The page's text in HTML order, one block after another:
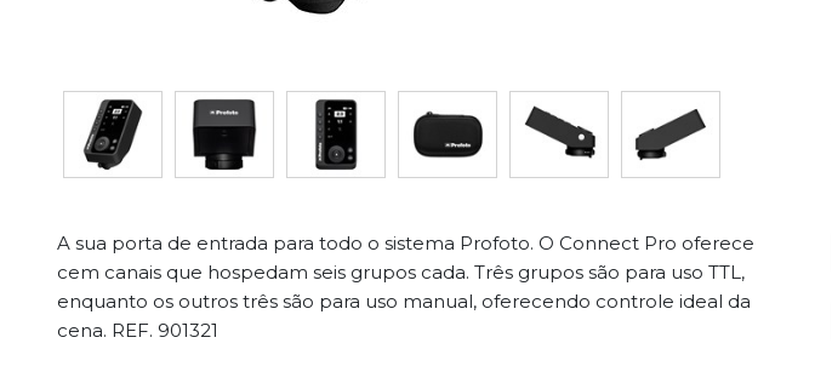
A sua porta de entrada para todo o sistema Profoto. O Connect Pro oferece
cem canais que hospedam seis grupos cada. Três grupos são para uso TTL,
enquanto os outros três são para uso manual, oferecendo controle ideal da
cena. REF. 901321